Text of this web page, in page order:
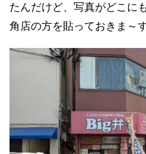
たんだけど、写真がどこに
角店の方を貼っておきま～す